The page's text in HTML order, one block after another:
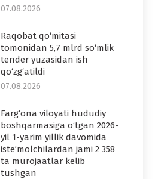
07.08.2026
Raqobat qo‘mitasi
tomonidan 5,7 mlrd so‘mlik
tender yuzasidan ish
qo‘zg‘atildi
07.08.2026
Farg‘ona viloyati hududiy
boshqarmasiga o‘tgan 2026-
yil 1-yarim yillik davomida
iste’molchilardan jami 2 358
ta murojaatlar kelib
tushgan